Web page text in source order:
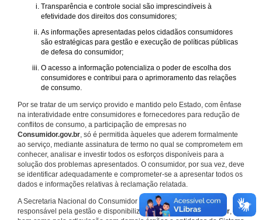
Transparência e controle social são imprescindíveis à
efetividade dos direitos dos consumidores;
As informações apresentadas pelos cidadãos consumidores
são estratégicas para gestão e execução de políticas públicas
de defesa do consumidor;
O acesso a informação potencializa o poder de escolha dos
consumidores e contribui para o aprimoramento das relações
de consumo.
Por se tratar de um serviço provido e mantido pelo Estado, com ênfase
na interatividade entre consumidores e fornecedores para redução de
conflitos de consumo, a participação de empresas no
Consumidor.gov.br, só é permitida àqueles que aderem formalmente
ao serviço, mediante assinatura de termo no qual se comprometem em
conhecer, analisar e investir todos os esforços disponíveis para a
solução dos problemas apresentados. O consumidor, por sua vez, deve
se identificar adequadamente e comprometer-se a apresentar todos os
dados e informações relativas à reclamação relatada.
A Secretaria Nacional do Consumidor do Ministério da Justiça é a
responsável pela gestão e disponibilização doConsumidor.gov.br,